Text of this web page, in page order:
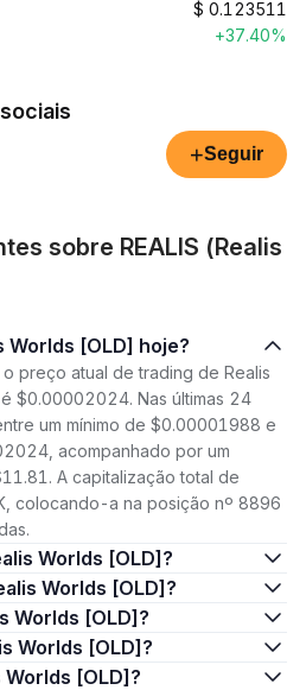
$ 0.123511
+37.40%
+Seguir
sobre REALIS (Realis
Worlds [OLD] hoje?
preço atual de trading de Realis
é $0.00002024. Nas últimas 24
um mínimo de $0.00001988 e
acompanhado por um
A capitalização total de
colocando-a na posição nº 8896
Worlds [OLD]?
Worlds [OLD]?
Worlds [OLD]?
Worlds [OLD]?
Worlds [OLD]?